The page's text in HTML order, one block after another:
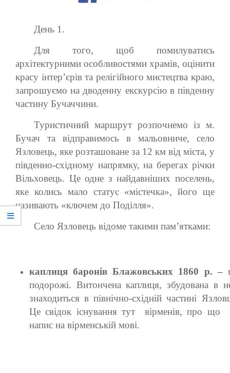
День 1.
Для того, щоб помилуватись
архітектурними особливостями храмів, оцінити
красу інтер’єрів та релігійного мистецтва краю,
запрошуємо на дводенну екскурсію в південну
частину Бучаччини.
Туристичний маршрут розпочнемо із м.
Бучач та відправимось в мальовниче, село
Язловець, яке розташоване за 12 км від міста, у
південно-східному напрямку, на берегах річки
Вільховець. Це одне з найдавніших поселень,
яке колись мало статус «містечка», його ще
називають «ключем до Поділля».
Село Язловець відоме такими пам’ятками:
каплиця баронів Блажовських 1860 р. –
подорожі. Витончена каплиця, збудована в
знаходиться в північно-східній частині
Це свідок існування тут вірменів, про що
напис на вірменській мові.